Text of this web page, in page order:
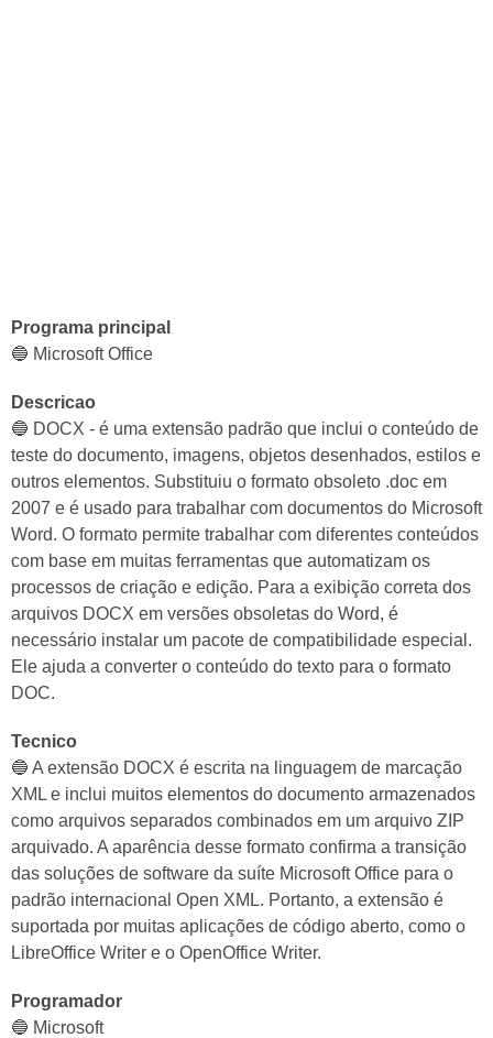
Programa principal
🔵 Microsoft Office
Descricao
🔵 DOCX - é uma extensão padrão que inclui o conteúdo de
teste do documento, imagens, objetos desenhados, estilos e
outros elementos. Substituiu o formato obsoleto .doc em
2007 e é usado para trabalhar com documentos do Microsoft
Word. O formato permite trabalhar com diferentes conteúdos
com base em muitas ferramentas que automatizam os
processos de criação e edição. Para a exibição correta dos
arquivos DOCX em versões obsoletas do Word, é
necessário instalar um pacote de compatibilidade especial.
Ele ajuda a converter o conteúdo do texto para o formato
DOC.
Tecnico
🔵 A extensão DOCX é escrita na linguagem de marcação
XML e inclui muitos elementos do documento armazenados
como arquivos separados combinados em um arquivo ZIP
arquivado. A aparência desse formato confirma a transição
das soluções de software da suíte Microsoft Office para o
padrão internacional Open XML. Portanto, a extensão é
suportada por muitas aplicações de código aberto, como o
LibreOffice Writer e o OpenOffice Writer.
Programador
🔵 Microsoft